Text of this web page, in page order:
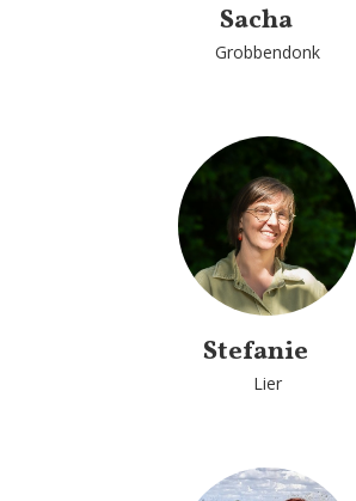
Sacha
Grobbendonk
Stefanie
Lier